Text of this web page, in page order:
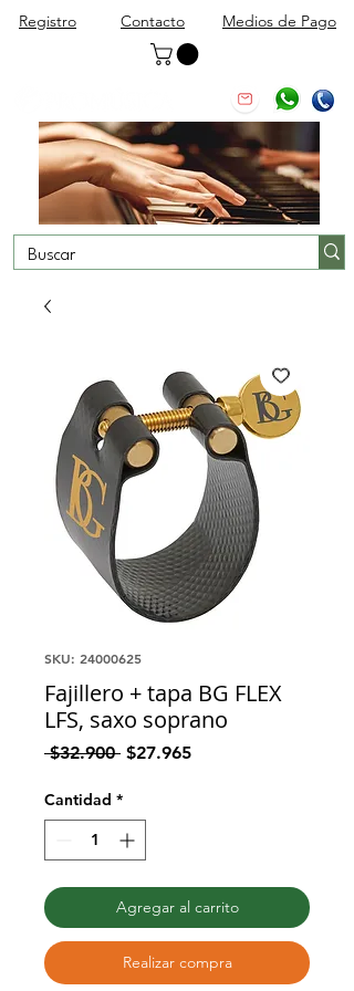
Registro Contacto Medios de Pago
SKU: 24000625
Fajillero + tapa BG FLEX
LFS, saxo soprano
$32.900 Precio
$27.965Precio
Cantidad *
Agregar al carrito
Realizar compra